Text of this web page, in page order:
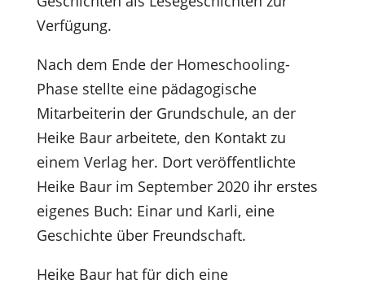
Verfügung.
Nach dem Ende der Homeschooling-
Phase stellte eine pädagogische
Mitarbeiterin der Grundschule, an der
Heike Baur arbeitete, den Kontakt zu
einem Verlag her. Dort veröffentlichte
Heike Baur im September 2020 ihr erstes
eigenes Buch: Einar und Karli, eine
Geschichte über Freundschaft.
Heike Baur hat für dich eine